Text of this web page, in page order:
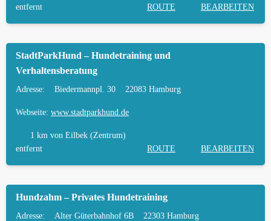
entfernt
ROUTE BEARBEITEN
StadtParkHund – Hundetraining und
Verhaltensberatung
Adresse: Biedermannpl. 30 22083 Hamburg
Webseite: www.stadtparkhund.de
1 km von Eilbek (Zentrum)
entfernt
ROUTE BEARBEITEN
Hundzahm – Privates Hundetraining
Adresse: Alter Güterbahnhof 6B 22303 Hamburg